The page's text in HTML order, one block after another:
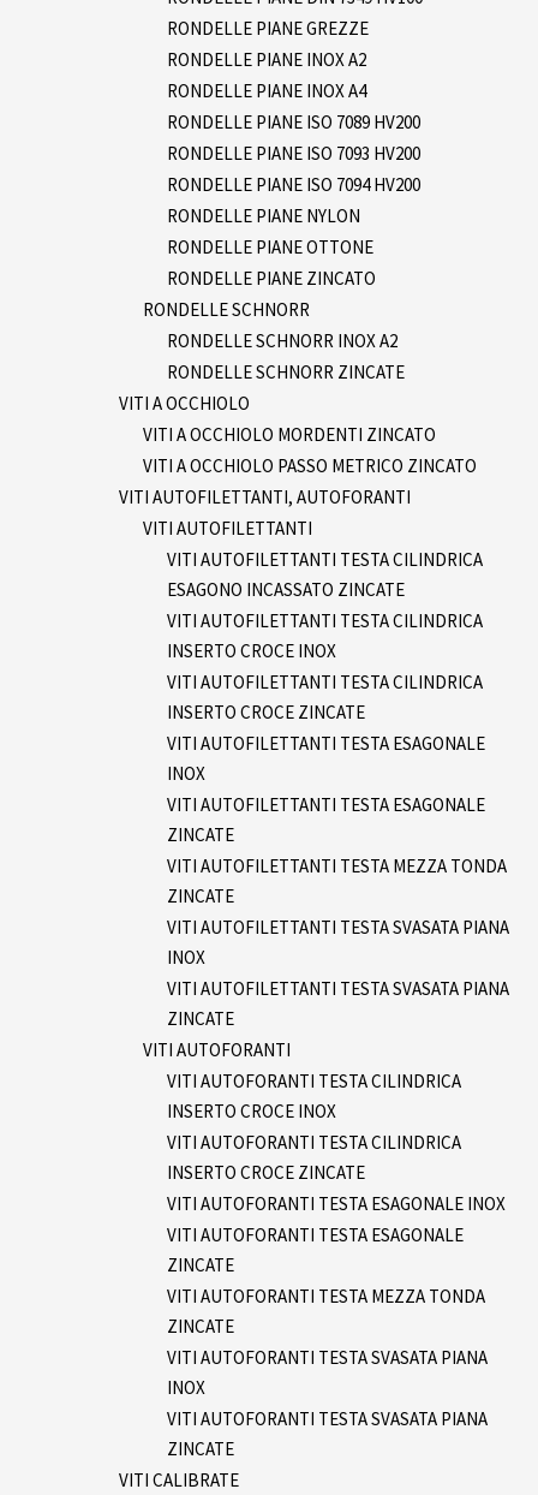
RONDELLE PIANE GREZZE
RONDELLE PIANE INOX A2
RONDELLE PIANE INOX A4
RONDELLE PIANE ISO 7089 HV200
RONDELLE PIANE ISO 7093 HV200
RONDELLE PIANE ISO 7094 HV200
RONDELLE PIANE NYLON
RONDELLE PIANE OTTONE
RONDELLE PIANE ZINCATO
RONDELLE SCHNORR
RONDELLE SCHNORR INOX A2
RONDELLE SCHNORR ZINCATE
VITI A OCCHIOLO
VITI A OCCHIOLO MORDENTI ZINCATO
VITI A OCCHIOLO PASSO METRICO ZINCATO
VITI AUTOFILETTANTI, AUTOFORANTI
VITI AUTOFILETTANTI
VITI AUTOFILETTANTI TESTA CILINDRICA
ESAGONO INCASSATO ZINCATE
VITI AUTOFILETTANTI TESTA CILINDRICA
INSERTO CROCE INOX
VITI AUTOFILETTANTI TESTA CILINDRICA
INSERTO CROCE ZINCATE
VITI AUTOFILETTANTI TESTA ESAGONALE
INOX
VITI AUTOFILETTANTI TESTA ESAGONALE
ZINCATE
VITI AUTOFILETTANTI TESTA MEZZA TONDA
ZINCATE
VITI AUTOFILETTANTI TESTA SVASATA PIANA
INOX
VITI AUTOFILETTANTI TESTA SVASATA PIANA
ZINCATE
VITI AUTOFORANTI
VITI AUTOFORANTI TESTA CILINDRICA
INSERTO CROCE INOX
VITI AUTOFORANTI TESTA CILINDRICA
INSERTO CROCE ZINCATE
VITI AUTOFORANTI TESTA ESAGONALE INOX
VITI AUTOFORANTI TESTA ESAGONALE
ZINCATE
VITI AUTOFORANTI TESTA MEZZA TONDA
ZINCATE
VITI AUTOFORANTI TESTA SVASATA PIANA
INOX
VITI AUTOFORANTI TESTA SVASATA PIANA
ZINCATE
VITI CALIBRATE